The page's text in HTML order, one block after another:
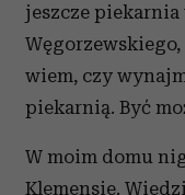
jeszcze piekarnia
wiem, czy
piekarnią. Być
W moim domu
Klemensie.